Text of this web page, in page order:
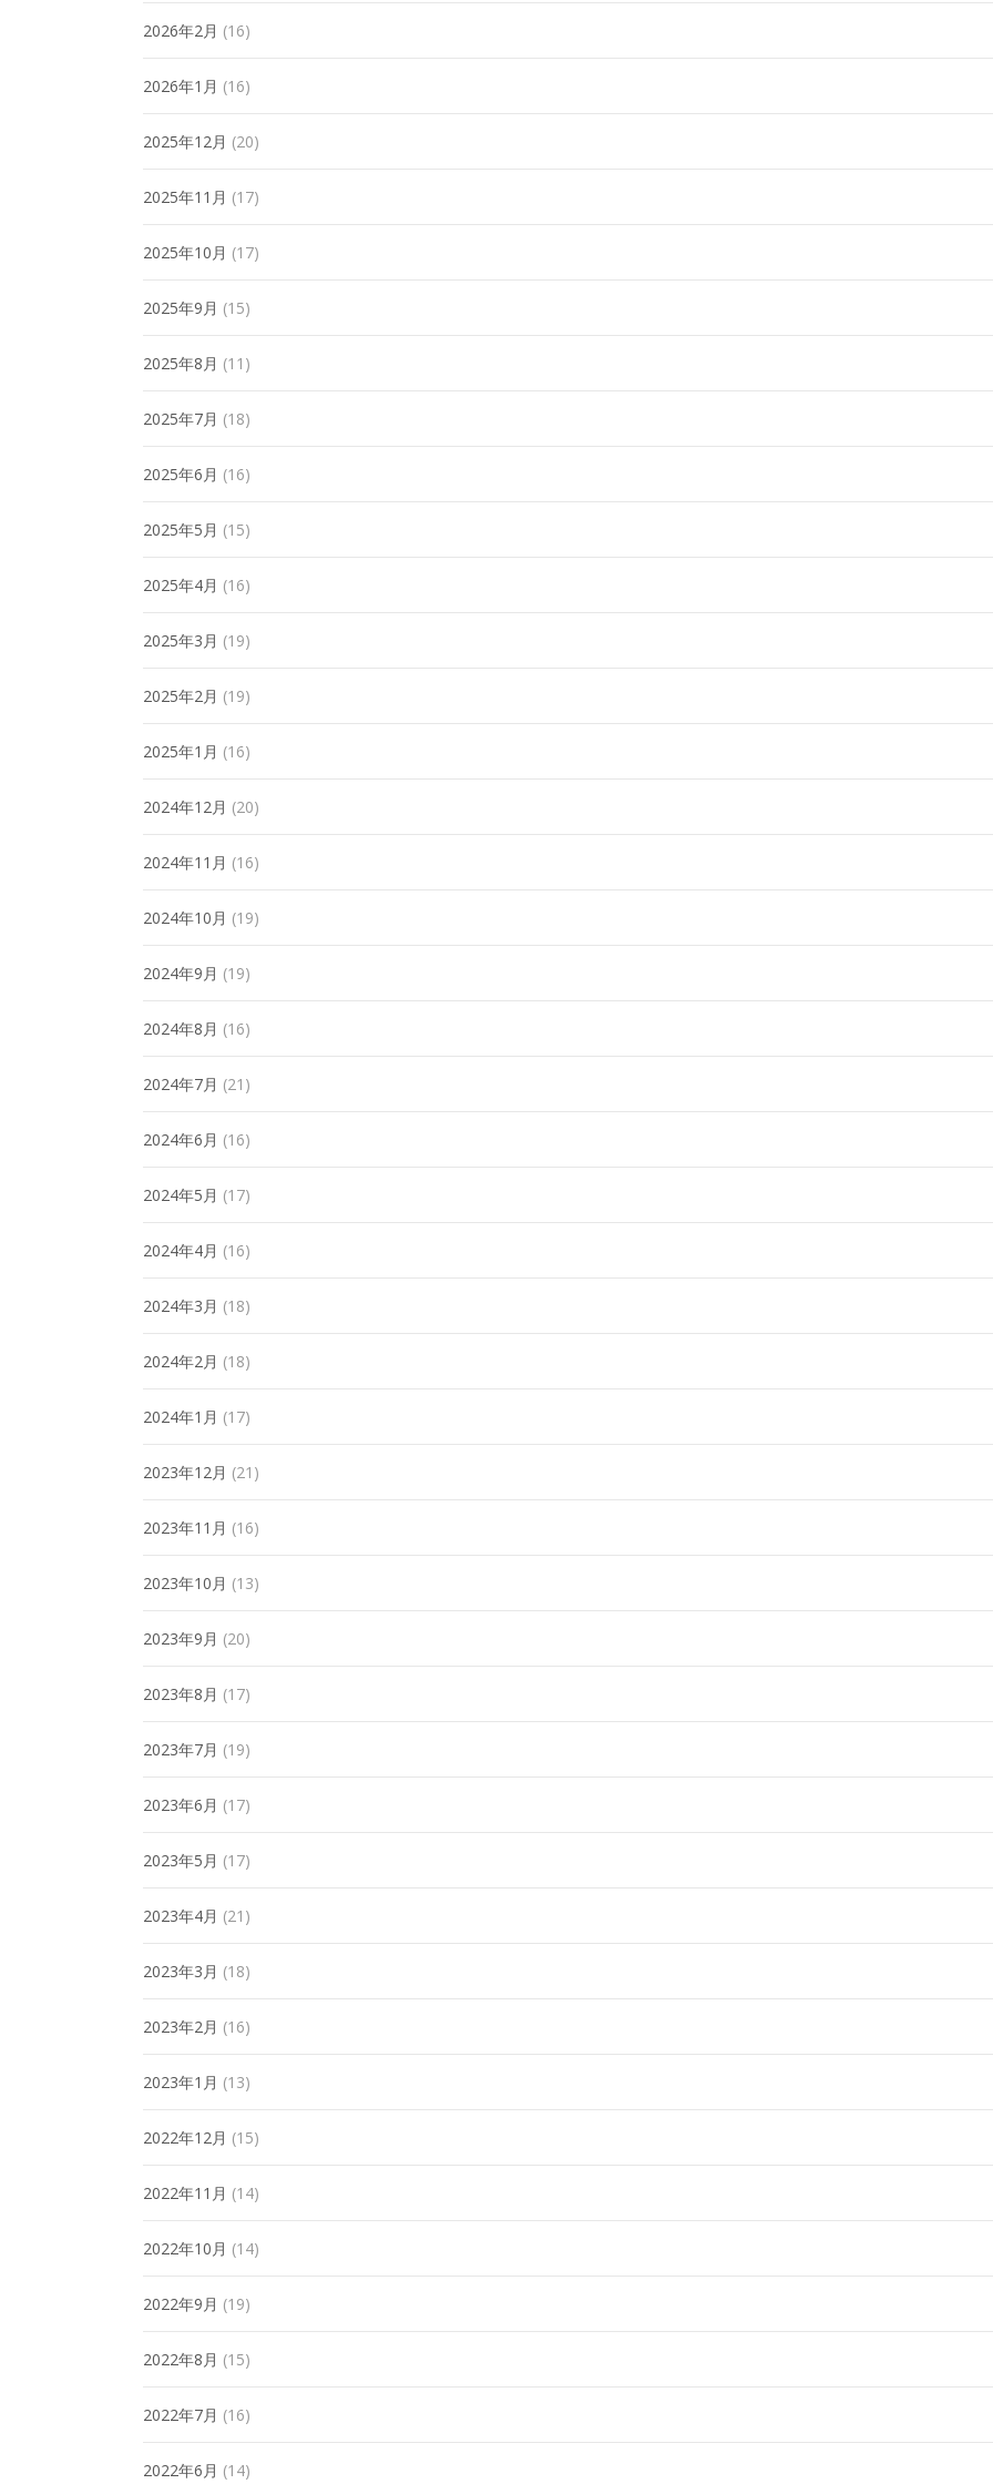
2026年2月 (16)
2026年1月 (16)
2025年12月 (20)
2025年11月 (17)
2025年10月 (17)
2025年9月 (15)
2025年8月 (11)
2025年7月 (18)
2025年6月 (16)
2025年5月 (15)
2025年4月 (16)
2025年3月 (19)
2025年2月 (19)
2025年1月 (16)
2024年12月 (20)
2024年11月 (16)
2024年10月 (19)
2024年9月 (19)
2024年8月 (16)
2024年7月 (21)
2024年6月 (16)
2024年5月 (17)
2024年4月 (16)
2024年3月 (18)
2024年2月 (18)
2024年1月 (17)
2023年12月 (21)
2023年11月 (16)
2023年10月 (13)
2023年9月 (20)
2023年8月 (17)
2023年7月 (19)
2023年6月 (17)
2023年5月 (17)
2023年4月 (21)
2023年3月 (18)
2023年2月 (16)
2023年1月 (13)
2022年12月 (15)
2022年11月 (14)
2022年10月 (14)
2022年9月 (19)
2022年8月 (15)
2022年7月 (16)
2022年6月 (14)